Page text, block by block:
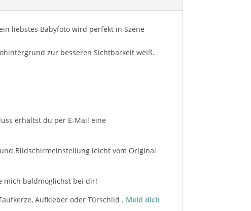
liebstes Babyfoto wird perfekt in Szene
zur besseren Sichtbarkeit weiß.
erhältst du per E-Mail eine
Bildschirmeinstellung leicht vom Original
mich baldmöglichst bei dir!
Aufkleber oder Türschild . Meld dich